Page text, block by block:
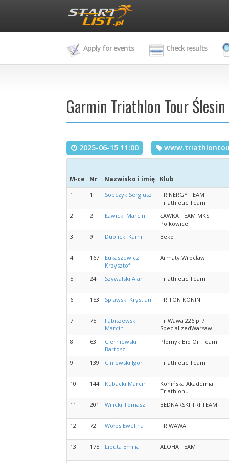
Apply for events Check results
Garmin Triathlon Tour
2025-06-15 11:00
M‑ce Nr Nazwisko i imię Klub
1 1 Sobczyk Sergiusz
TRINERGY TEAM
Triathletic Team
2
2 Ławicki Marcin
ŁAWKA TEAM MKS
Polkowice
3
9 Duplicki Kamil Beko
4 167
Łukaszewicz
Krzysztof
Armaty Wrocław
5 24 Szywalski Alan Triathletic Team
6 153 Splawski Krystian TRITON KONIN
7 75
Fabiszewski
Marcin
TriWawa 226.pl /
SpecializedWarsaw
8
63
Cierniewski
Bartosz
Płomyk Bio Oil Team
9 139 Ciniewski Igor Triathletic Team
10 144 Kubacki Marcin
Konińska Akademia
Triathlonu
11
201 Wilicki Tomasz BEDNARSKI TRI TEAM
12 72 Wołos Ewelina TRIWAWA
13 175 Liputa Emilia ALOHA TEAM